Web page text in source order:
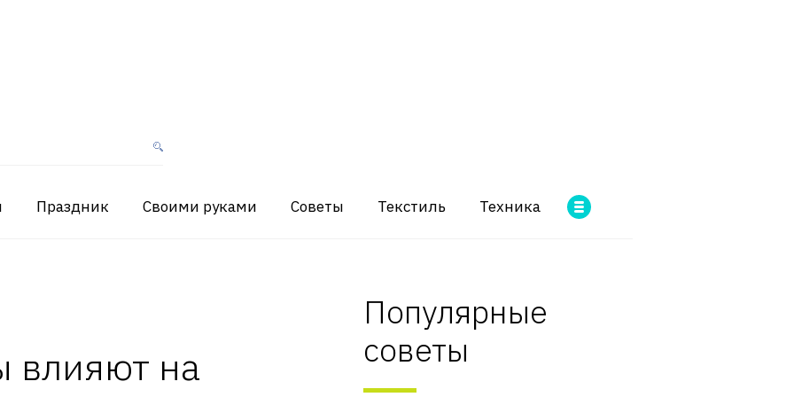
Праздник Своими руками Советы Текстиль Техника
влияют на
Популярные
советы